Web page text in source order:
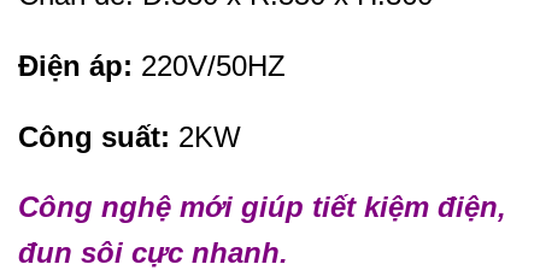
Điện áp: 220V/50HZ
Công suất: 2KW
Công nghệ mới giúp tiết kiệm điện,
đun sôi cực nhanh.